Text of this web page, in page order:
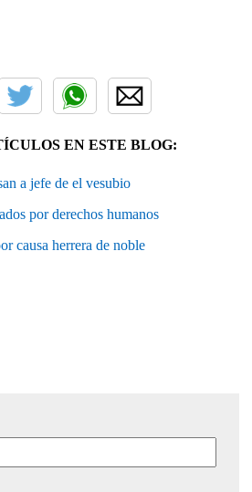
EN ESTE BLOG:
a jefe de el vesubio
por derechos humanos
causa herrera de noble